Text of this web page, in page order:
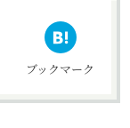
ブックマーク